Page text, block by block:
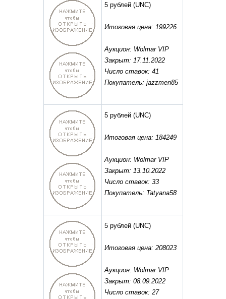
5 рублей(UNC)
Итоговая цена: 199226
Аукцион: Wolmar VIP
Закрыт: 17.11.2022
Число ставок: 41
Покупатель: jazzmen85
5 рублей(UNC)
Итоговая цена: 184249
Аукцион: Wolmar VIP
Закрыт: 13.10.2022
Число ставок: 33
Покупатель: Tatyana58
5 рублей(UNC)
Итоговая цена: 208023
Аукцион: Wolmar VIP
Закрыт: 08.09.2022
Число ставок: 27